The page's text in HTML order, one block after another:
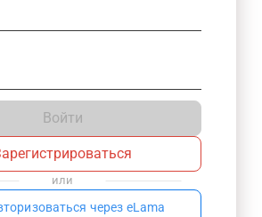
Войти
или
через eLama